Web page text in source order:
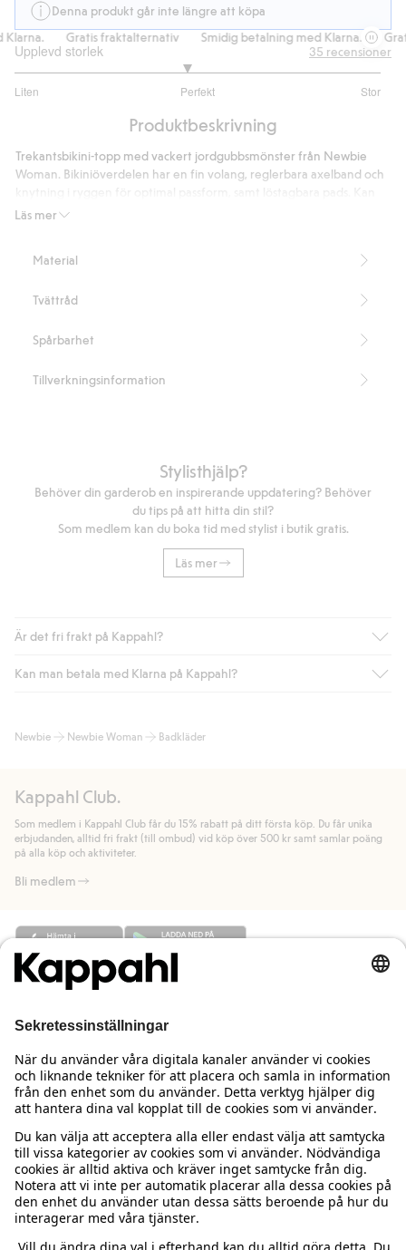
Denna produkt går inte längre att köpa
Gratis fraktalternativ Smidig betalning med Klarna. Gratis
Upplevd storlek
Liten Perfekt Stor
utav
31
betyg
35 recensioner
Produktbeskrivning
Läs mer
Trekantsbikini-topp med vackert jordgubbsmönster från Newbie
Woman. Bikiniöverdelen har en fin volang, reglerbara axelband och
gulligt matchas med både barn och bebis.
Artikelnummer
Material
Tvättråd
Spårbarhet
Tillverkningsinformation
Stylisthjälp?
Behöver din garderob en inspirerande uppdatering? Behöver
du tips på att hitta din stil?
Som medlem kan du boka tid med stylist i butik gratis.
Läs mer
Är det fri frakt på Kappahl?
Är du medlem i Kappahl Club har du alltid gratis frakt till butik
automatik efter du loggat in och identifierats som medlem.
handlar för.
Läs mer
Kan man betala med Klarna på Kappahl?
bland annat faktura och swish men även andra betalningssätt.
allmänna villkor.
Läs mer
Newbie Newbie Woman Badkläder
Kappahl Club.
Som medlem i Kappahl Club får du 15% rabatt på ditt första köp. Du får unika
erbjudanden, alltid fri frakt (till ombud) vid köp över 500 kr samt samlar poäng
på alla köp och aktiviteter.
Bli medlem
Behöver du hjälp?
Kundservice
Vanliga frågor
Beställning & retur
Kontakta oss
Kappahl Club
Logga in
Kappahl Club
Medlemsvillkor
Om oss
Om Kappahl Group
Villkor & policy
Köpvillkor Sverige
Mer från oss